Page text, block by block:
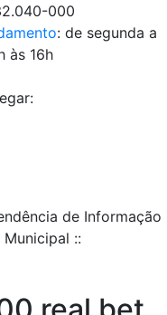
000
: de segunda a
às 16h
de Informação
::